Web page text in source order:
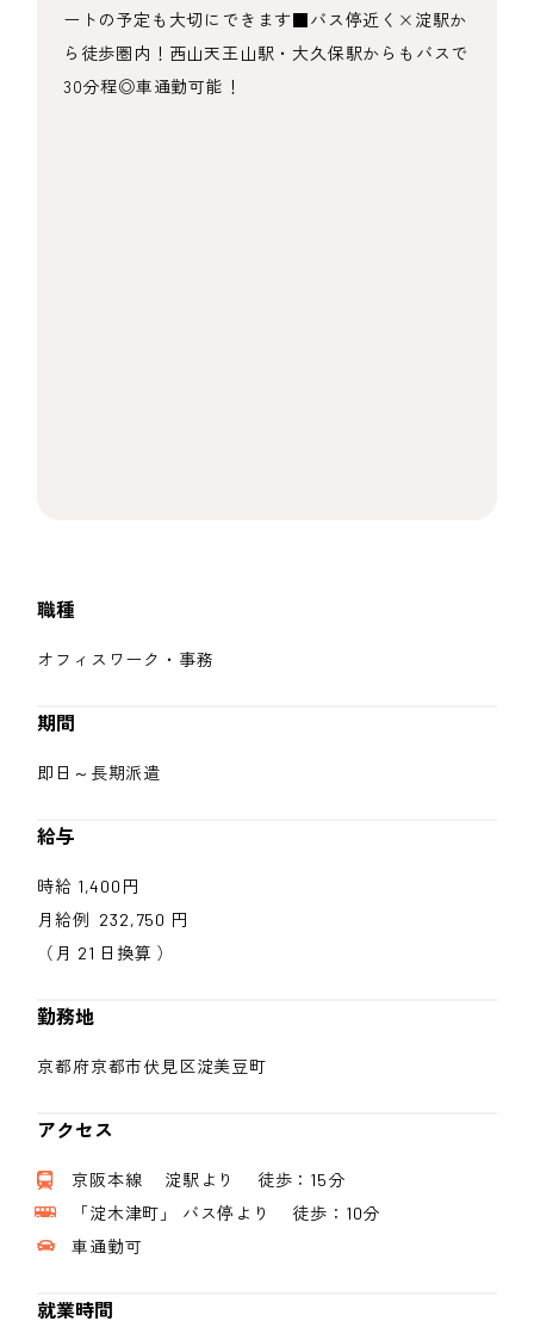
ートの予定も大切にできます■バス停近く×淀駅か
ら徒歩圏内！西山天王山駅・大久保駅からもバスで
30分程◎車通勤可能！
職種
オフィスワーク・事務
期間
即日～長期派遣
給与
時給 1,400円
月給例 232,750 円
（月 21 日換算 ）
勤務地
京都府京都市伏見区淀美豆町
アクセス
京阪本線 淀駅より 徒歩：15分
「淀木津町」 バス停より 徒歩：10分
車通勤可
就業時間